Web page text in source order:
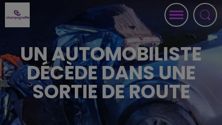
UN AUTOMOBILISTE
DÉCÈDE DANS UNE
SORTIE DE ROUTE